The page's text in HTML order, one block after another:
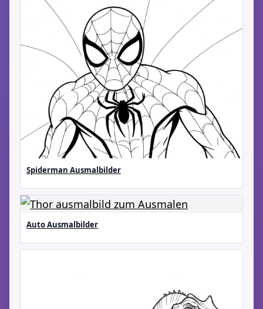
Spiderman Ausmalbilder
Auto Ausmalbilder